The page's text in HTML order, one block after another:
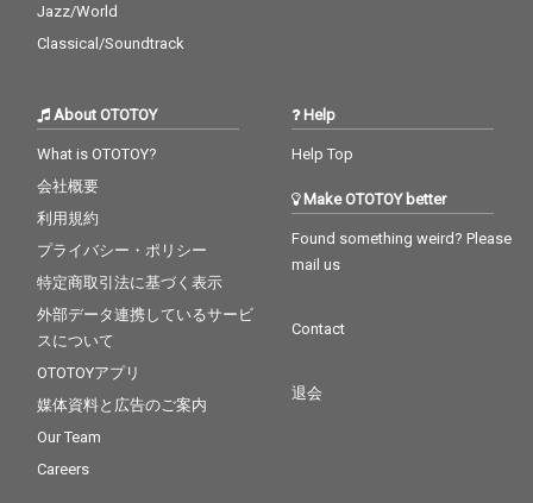
Jazz/World
Classical/Soundtrack
About OTOTOY
What is OTOTOY?
会社概要
利用規約
プライバシー・ポリシー
特定商取引法に基づく表示
外部データ連携しているサービ
スについて
OTOTOYアプリ
媒体資料と広告のご案内
Our Team
Careers
Help
Help Top
Make OTOTOY better
Found something weird? Please
mail us
Contact
退会